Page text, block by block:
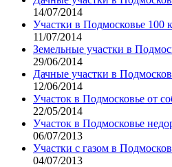
14/07/2014
Участки в Подмосковье
11/07/2014
Земельные участки в
29/06/2014
Дачные участки в
12/06/2014
Участок в Подмосковье от
22/05/2014
Участок в Подмосковье
06/07/2013
Участки с газом в
04/07/2013